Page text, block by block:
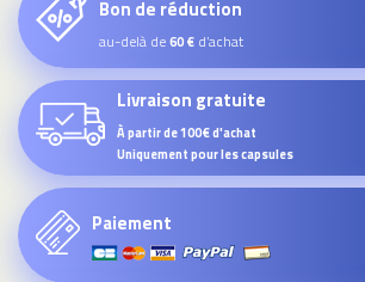
Bon de réduction
au-delà de60 € d’achat
Livraison gratuite
À partir de 100€ d'achat
Uniquement pour les capsules
Paiement